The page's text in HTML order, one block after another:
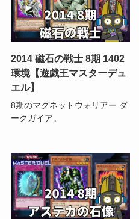
2014 磁石の戦士 8期 1402
環境【遊戯王マスターデュ
エル】
8期のマグネットウォリアー ダ
ークガイア。